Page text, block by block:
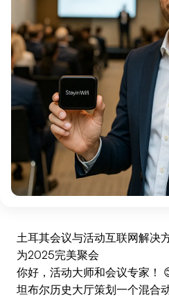
土耳其会议与活动互联网解决
为2025完美聚会
你好，活动大师和会议专家！
坦布尔历史大厅策划一个混合